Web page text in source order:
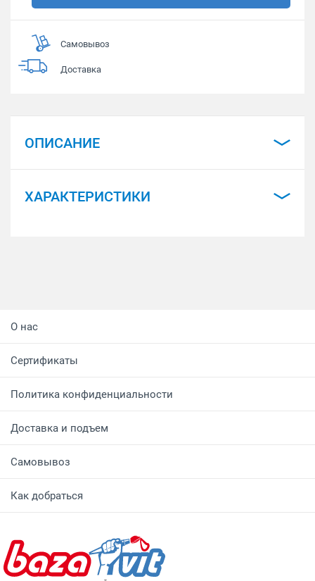
Самовывоз
Доставка
ОПИСАНИЕ
ХАРАКТЕРИСТИКИ
О нас
Сертификаты
Политика конфиденциальности
Доставка и подъем
Самовывоз
Как добраться